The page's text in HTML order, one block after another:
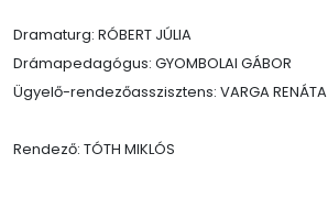
Dramaturg: RÓBERT JÚLIA
Drámapedagógus: GYOMBOLAI GÁBOR
Ügyelő-rendezőasszisztens: VARGA RENÁTA
Rendező: TÓTH MIKLÓS